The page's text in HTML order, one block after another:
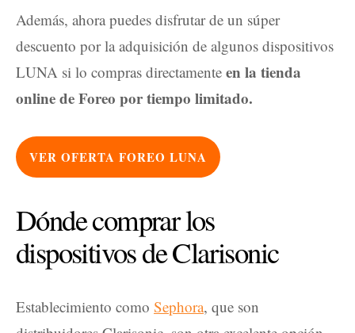
Además, ahora puedes disfrutar de un súper
descuento por la adquisición de algunos dispositivos
LUNA si lo compras directamente en la tienda
online de Foreo por tiempo limitado.
VER OFERTA FOREO LUNA
Dónde comprar los
dispositivos de Clarisonic
Establecimiento como Sephora, que son